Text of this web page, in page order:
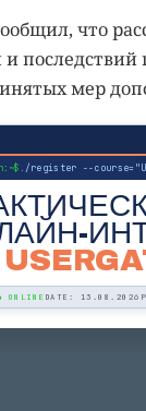
что
последствий
мер
./register --
ONLINE DATE: 13.08.2026